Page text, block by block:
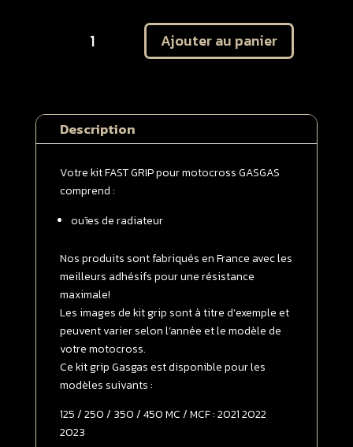
ouïes
de
GASGAS
125
250
350
/
450
MC
/
MCF
2021
-
2023
SOFT
Ajouter au panier
Description
Votre kit FAST GRIP pour motocross GASGAS
comprend :
ouïes de radiateur
Nos produits sont fabriqués en France avec les
meilleurs adhésifs pour une résistance
maximale!
Les images de kit grip sont à titre d’exemple et
peuvent varier selon l’année et le modèle de
votre motocross.
Ce kit grip Gasgas est disponible pour les
modèles suivants :
125 / 250 / 350 / 450 MC / MCF : 2021 2022
2023